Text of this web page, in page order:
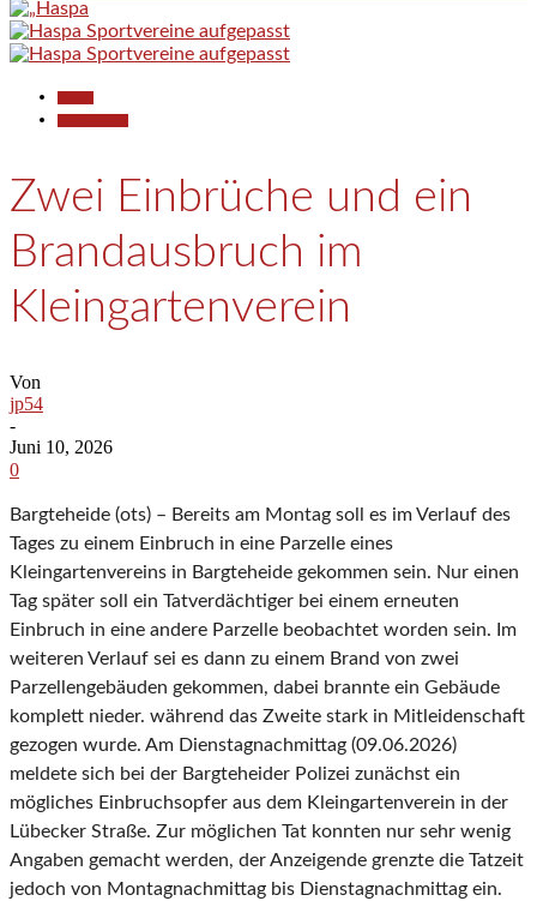
Zwei Einbrüche und ein
Brandausbruch im
Kleingartenverein
Von
jp54
-
Juni 10, 2026
0
Bargteheide (ots) – Bereits am Montag soll es im Verlauf des
Tages zu einem Einbruch in eine Parzelle eines
Kleingartenvereins in Bargteheide gekommen sein. Nur einen
Tag später soll ein Tatverdächtiger bei einem erneuten
Einbruch in eine andere Parzelle beobachtet worden sein. Im
weiteren Verlauf sei es dann zu einem Brand von zwei
Parzellengebäuden gekommen, dabei brannte ein Gebäude
komplett nieder. während das Zweite stark in Mitleidenschaft
gezogen wurde. Am Dienstagnachmittag (09.06.2026)
meldete sich bei der Bargteheider Polizei zunächst ein
mögliches Einbruchsopfer aus dem Kleingartenverein in der
Lübecker Straße. Zur möglichen Tat konnten nur sehr wenig
Angaben gemacht werden, der Anzeigende grenzte die Tatzeit
jedoch von Montagnachmittag bis Dienstagnachmittag ein.